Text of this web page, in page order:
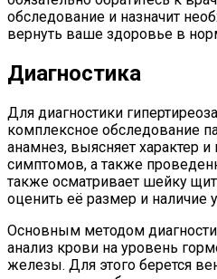
обследование и назначит
вернуть ваше здоровье в
Диагностика
Для диагностики
комплексное обследование
анамнез, выясняет характер
симптомов, а также
также осматривает шейку
оценить её размер и наличие
Основным методом
анализ крови на уровень
железы. Для этого берется